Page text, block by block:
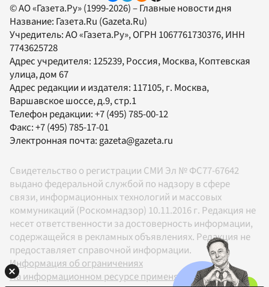
© АО «Газета.Ру» (1999-2026) – Главные новости дня
Название: Газета.Ru (Gazeta.Ru)
Учредитель:АО «Газета.Ру», ОГРН 1067761730376, ИНН
7743625728
Адрес учредителя: 125239, Россия, Москва, Коптевская
улица, дом 67
Адрес редакции и издателя: 117105, г. Москва,
Варшавское шоссе, д.9, стр.1
Телефон редакции:+7 (495) 785-00-12
Факс:+7 (495) 785-17-01
Электронная почта: gazeta@gazeta.ru
Свидетельство о регистрации СМИ Эл № ФС77-67642
выдано федеральной службой по надзору в сфере
связи, информационных технологий и массовых
коммуникаций (Роскомнадзор) 10.11.2016 г. Редакция не
несет ответственности за достоверность информации,
содержащейся в рекламных объявлениях. Редакция не
предоставляет справочной информации.
Информация об ограничениях
На информационном ресурсе применяются